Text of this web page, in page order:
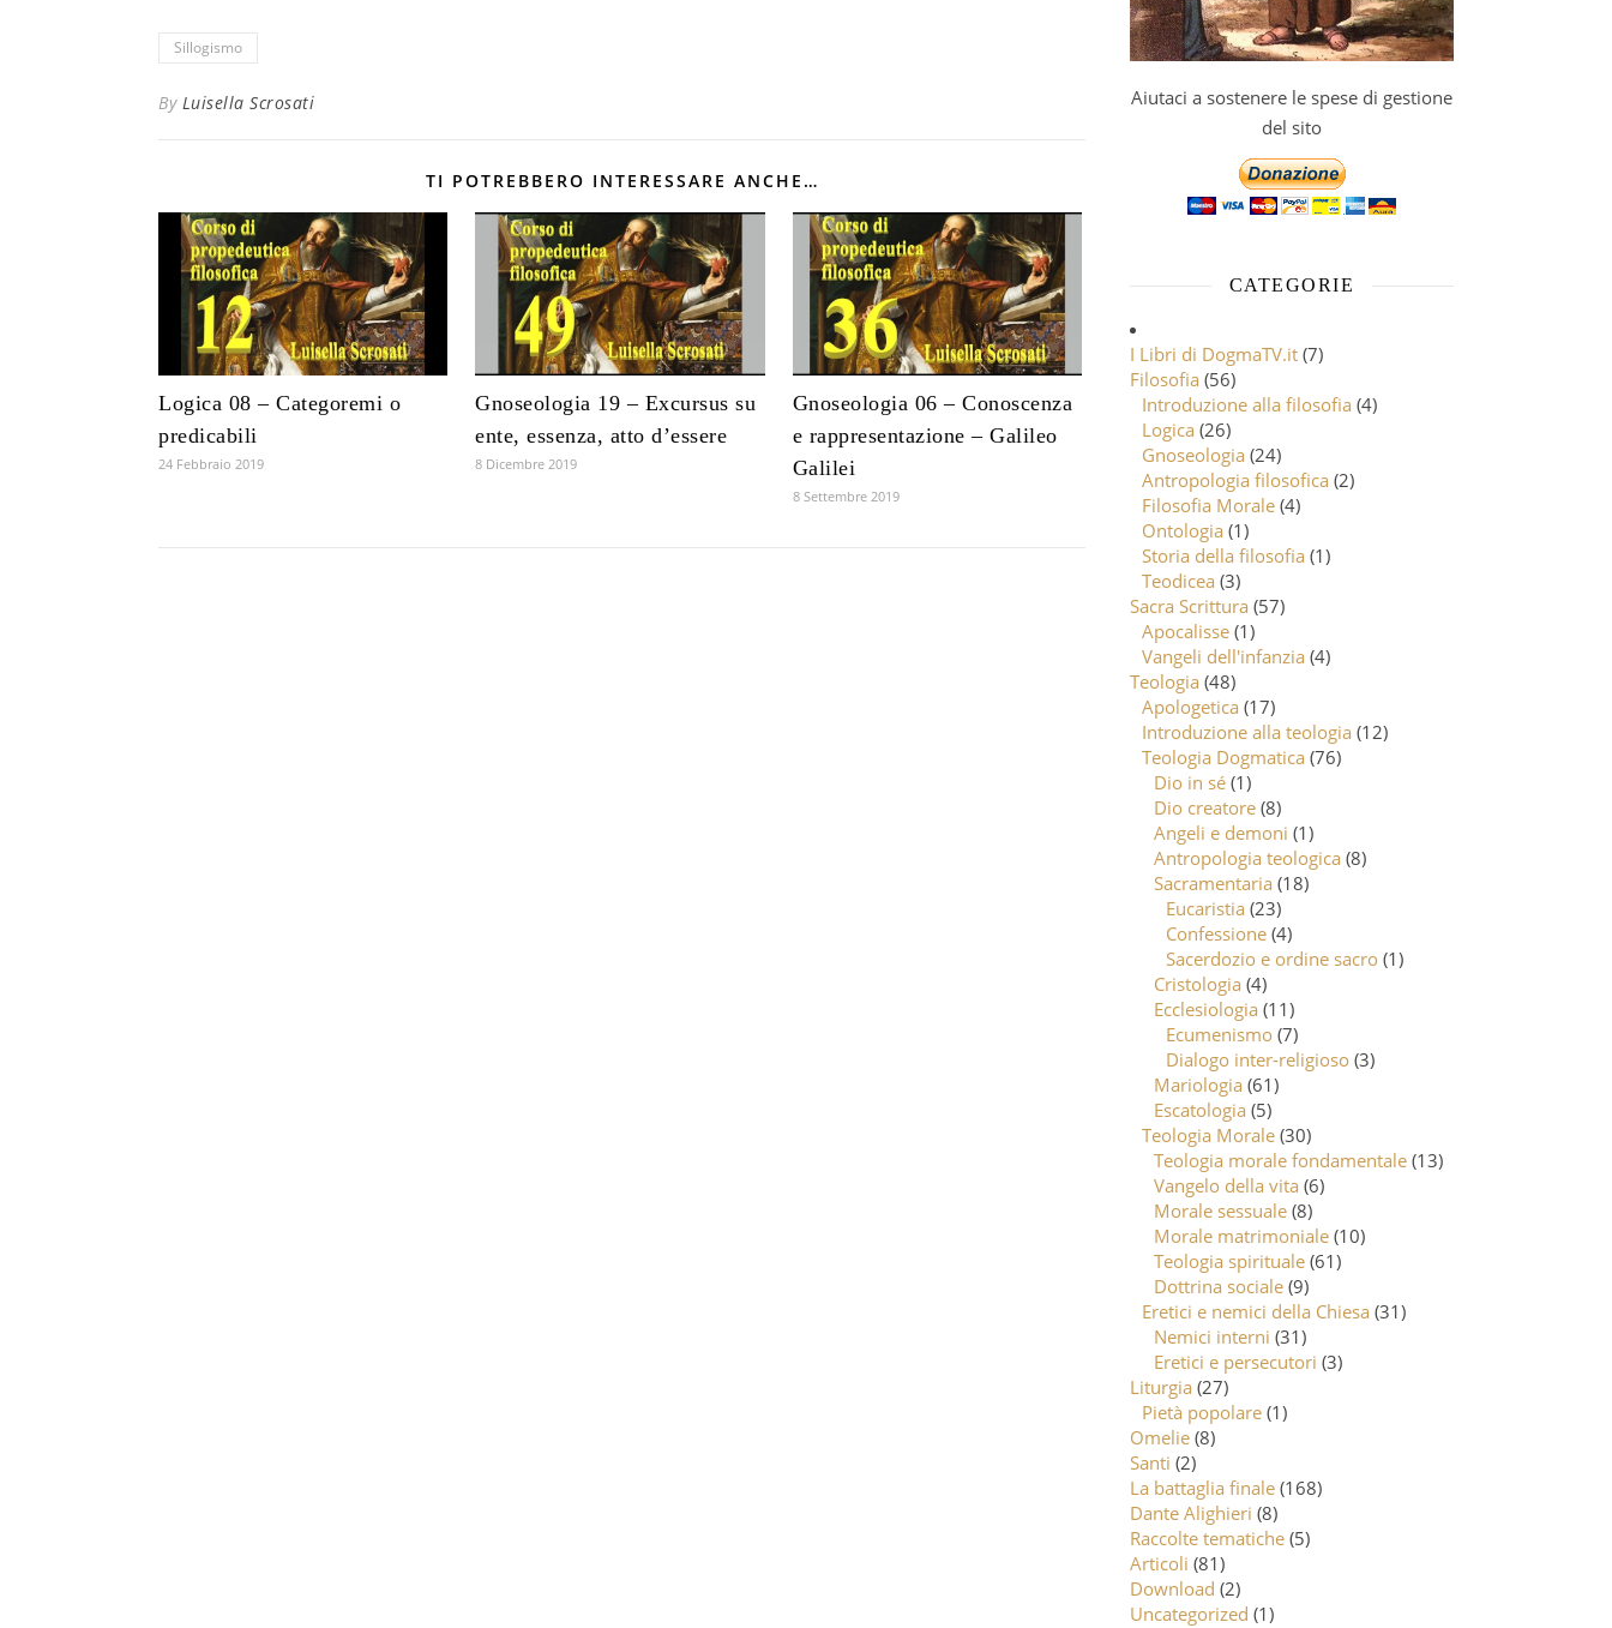
Sillogismo
By Luisella Scrosati
TI POTREBBERO INTERESSARE ANCHE…
Logica 08 – Categoremi o
predicabili
24 Febbraio 2019
Gnoseologia 19 – Excursus su
ente, essenza, atto d’essere
8 Dicembre 2019
Gnoseologia 06 – Conoscenza
e rappresentazione – Galileo
Galilei
8 Settembre 2019
Aiutaci a sostenere le spese di gestione
del sito
CATEGORIE
I Libri di DogmaTV.it (7)
Filosofia (56)
Introduzione alla filosofia (4)
Logica (26)
Gnoseologia (24)
Antropologia filosofica (2)
Filosofia Morale (4)
Ontologia (1)
Storia della filosofia (1)
Teodicea (3)
Sacra Scrittura (57)
Apocalisse (1)
Vangeli dell'infanzia (4)
Teologia (48)
Apologetica (17)
Introduzione alla teologia (12)
Teologia Dogmatica (76)
Dio in sé (1)
Dio creatore (8)
Angeli e demoni (1)
Antropologia teologica (8)
Sacramentaria (18)
Eucaristia (23)
Confessione (4)
Sacerdozio e ordine sacro (1)
Cristologia (4)
Ecclesiologia (11)
Ecumenismo (7)
Dialogo inter-religioso (3)
Mariologia (61)
Escatologia (5)
Teologia Morale (30)
Teologia morale fondamentale (13)
Vangelo della vita (6)
Morale sessuale (8)
Morale matrimoniale (10)
Teologia spirituale (61)
Dottrina sociale (9)
Eretici e nemici della Chiesa (31)
Nemici interni (31)
Eretici e persecutori (3)
Liturgia (27)
Pietà popolare (1)
Omelie (8)
Santi (2)
La battaglia finale (168)
Dante Alighieri (8)
Raccolte tematiche (5)
Articoli (81)
Download (2)
Uncategorized (1)